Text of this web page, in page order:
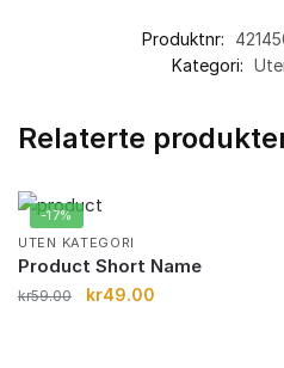
Produktnr:
Kategori:
Relaterte
-17%
UTEN KATEGORI
Product Short Name
kr59.00 kr49.00